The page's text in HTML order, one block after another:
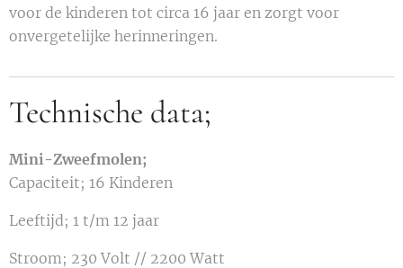
voor de kinderen tot circa 16 jaar en zorgt voor
onvergetelijke herinneringen.
Technische data;
Mini-Zweefmolen;
Capaciteit; 16 Kinderen
Leeftijd; 1 t/m 12 jaar
Stroom; 230 Volt // 2200 Watt